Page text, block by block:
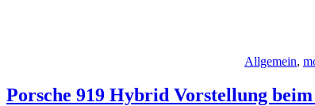
Allgemein,
Porsche 919 Hybrid Vorstellung